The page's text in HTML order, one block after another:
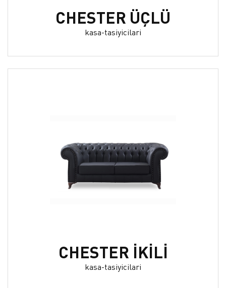
CHESTER ÜÇLÜ
kasa-tasiyicilari
CHESTER İKİLİ
kasa-tasiyicilari